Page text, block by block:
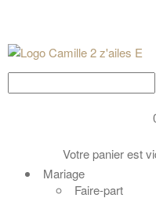
Votre panier est
Mariage
Faire-part